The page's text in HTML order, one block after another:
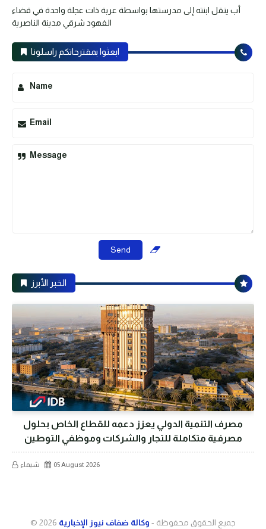
أب ينقل ابنته إلى مدرستها بواسطة عربة ذات عجلة واحدة في قضاء
الفهود شرقي مدينة الناصرية
ابعثوا بمقترحاتكم راسلونا
Name
Email
Message
الخبر الأبرز
مصرف التنمية الدولي يعزز دعمه للقطاع الخاص بحلول
مصرفية متكاملة للتجار والشركات وموظفي التوطين
شيماء 05 August 2026
© 2026 جميع الحقوق محفوظة - وكالة ضفاف نيوز الإخبارية